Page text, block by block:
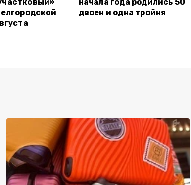
начала года родились 50
двоен и одна тройня